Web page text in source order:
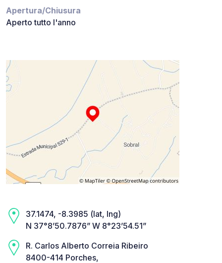
Apertura/Chiusura
Aperto tutto l'anno
37.1474, -8.3985 (lat, lng)
N 37°8’50.7876” W 8°23’54.51”
R. Carlos Alberto Correia Ribeiro
8400-414 Porches,